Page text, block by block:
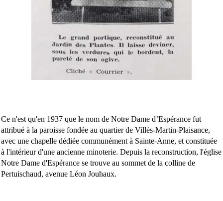
Ce n'est qu'en 1937 que le nom de Notre Dame d’Espérance fut
attribué à la paroisse fondée au quartier de Villès-Martin-Plaisance,
avec une chapelle dédiée communément à Sainte-Anne, et constituée
à l'intérieur d'une ancienne minoterie. Depuis la reconstruction, l'église
Notre Dame d'Espérance se trouve au sommet de la colline de
Pertuischaud, avenue Léon Jouhaux.